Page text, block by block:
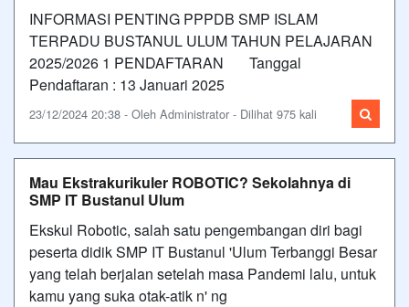
INFORMASI PENTING PPPDB SMP ISLAM
TERPADU BUSTANUL ULUM TAHUN PELAJARAN
2025/2026 1 PENDAFTARAN Tanggal
Pendaftaran : 13 Januari 2025
23/12/2024 20:38 - Oleh Administrator - Dilihat 975 kali
Mau Ekstrakurikuler ROBOTIC? Sekolahnya di
SMP IT Bustanul Ulum
Ekskul Robotic, salah satu pengembangan diri bagi
peserta didik SMP IT Bustanul 'Ulum Terbanggi Besar
yang telah berjalan setelah masa Pandemi lalu, untuk
kamu yang suka otak-atik n' ng